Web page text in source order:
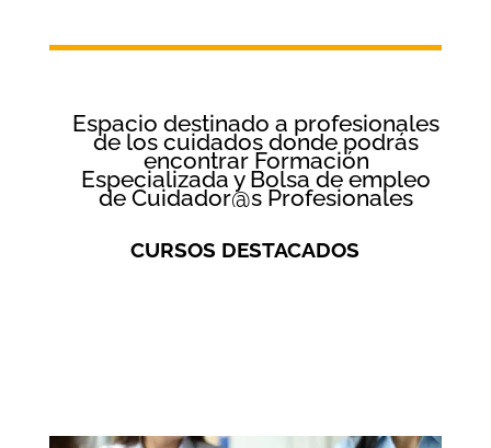
Espacio destinado a profesionales
de los cuidados donde podrás
encontrar Formación
Especializada y Bolsa de empleo
de Cuidador@s Profesionales
CURSOS DESTACADOS